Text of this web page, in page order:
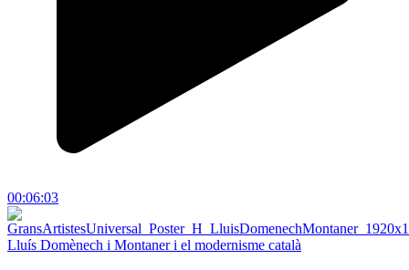
00:06:03
Lluís Domènech i Montaner i el modernisme català